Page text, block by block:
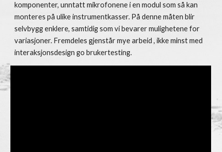
komponenter, unntatt mikrofonene i en modul som så kan
monteres på ulike instrumentkasser. På denne måten blir
selvbygg enklere, samtidig som vi bevarer mulighetene for
variasjoner. Fremdeles gjenstår mye arbeid , ikke minst med
interaksjonsdesign go brukertesting.